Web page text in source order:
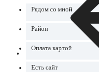
Рядом со мной
Район
Оплата картой
Есть сайт